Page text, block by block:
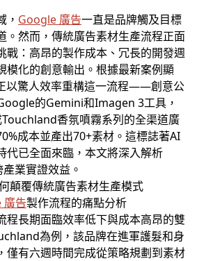
， Google 廣告一直是品牌觸及目標
。然而，傳統廣告素材生產流程正面
戰：高昂的製作成本、冗長的開發週
模化的創意輸出。根據最新案例顯
以驚人效率重構這一流程——創意公
的Gemini和Imagen 3工具，
香氛噴霧系列的全渠道廣
成本並產出70+素材。這標誌著AI
代已全面來臨，本文將深入解析
產業實證效益。
顛覆傳統廣告素材生產模式
廣告製作流程的痛點分析
程長期面臨效率低下與成本高昂的雙
為例，該品牌在進軍護髮和身
僅有六週時間完成從策略規劃到素材